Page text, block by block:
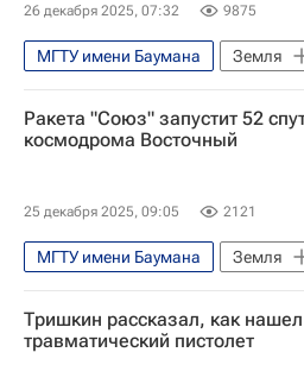
26 декабря 2025, 07:32 9875
МГТУ имени Баумана
Земля
Роскосмос
Московский авиационный
Ракета "Союз" запустит 52
космодрома Восточный
25 декабря 2025, 09:05 2121
МГТУ имени Баумана
Земля
Роскосмос
Московский авиационный институт
Тришкин рассказал, как нашел
травматический пистолет